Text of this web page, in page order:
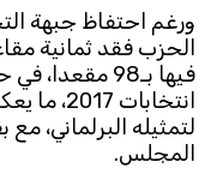
ورغم احتفاظ جبهة
لتمثيله البرلماني،
المجلس.